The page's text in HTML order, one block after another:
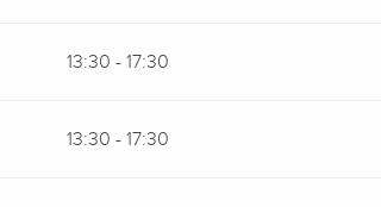
13:30 - 17:30
13:30 - 17:30